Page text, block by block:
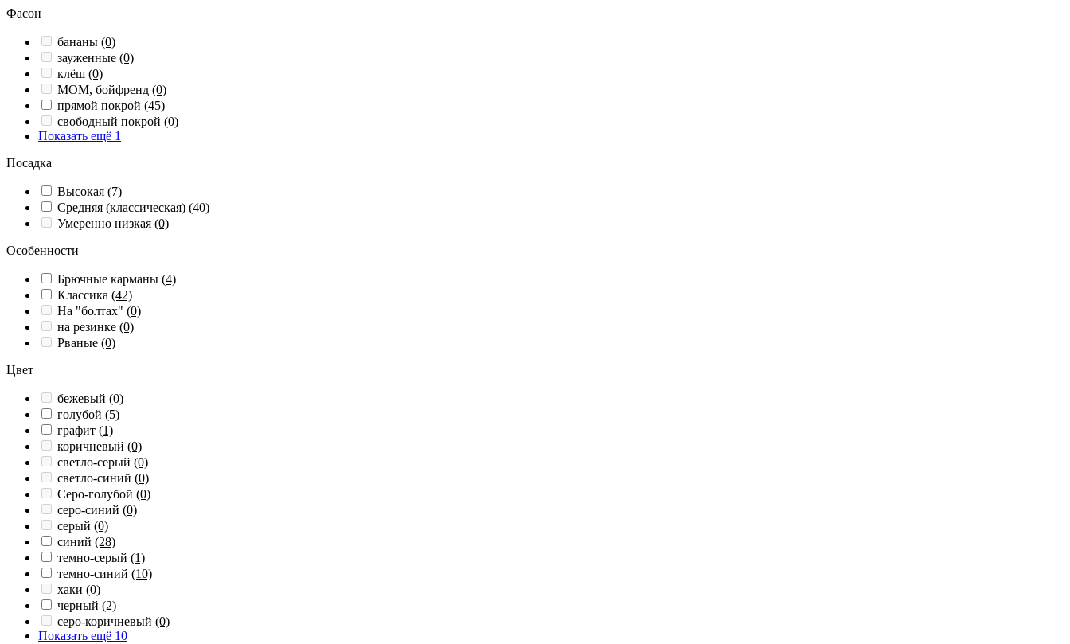
Фасон
бананы (0)
зауженные (0)
клёш (0)
МОМ, бойфренд (0)
прямой покрой (45)
свободный покрой (0)
Показать ещё 1
Посадка
Высокая (7)
Средняя (классическая) (40)
Умеренно низкая (0)
Особенности
Брючные карманы (4)
Классика (42)
На "болтах" (0)
на резинке (0)
Рваные (0)
Цвет
бежевый (0)
голубой (5)
графит (1)
коричневый (0)
светло-серый (0)
светло-синий (0)
Серо-голубой (0)
серо-синий (0)
серый (0)
синий (28)
темно-серый (1)
темно-синий (10)
хаки (0)
черный (2)
серо-коричневый (0)
Показать ещё 10